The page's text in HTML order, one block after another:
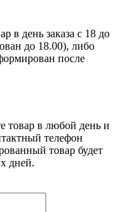
в день заказа с 18 до
до 18.00), либо
после
товар в любой день и
телефон
товар будет
дней.